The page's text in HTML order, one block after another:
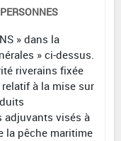
» dans la
» ci-dessus.
riverains fixée
à la mise sur
adjuvants visés à
la pêche maritime